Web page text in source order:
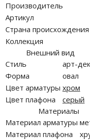
Производитель
Артикул
Страна происхождения
Коллекция
Внешний вид
Стиль
арт-
Форма
овал
Цвет арматуры хром
Цвет плафона
серый
Материалы
Материал арматуры
Материал плафона